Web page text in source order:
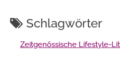
Schlagwörter
Zeitgenössische Lifestyle-